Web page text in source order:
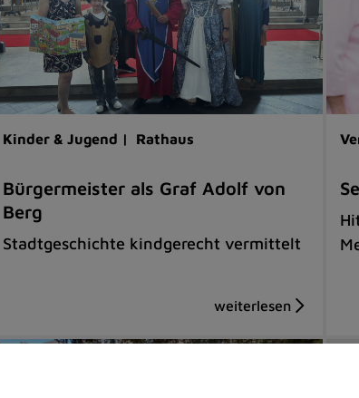
Kinder & Jugend | Rathaus
Bürgermeister als Graf Adolf von
Berg
Stadtgeschichte kindgerecht vermittelt